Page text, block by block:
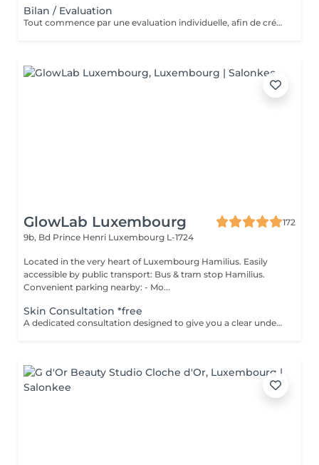
Bilan / Evaluation
Tout commence par une evaluation individuelle, afin de créer un accompagnement unique axé sur le confort, l'estimede soi et la qualité de vie.
GlowLab Luxembourg
172
9b, Bd Prince Henri Luxembourg L-1724
Located in the very heart of Luxembourg Hamilius. Easily
accessible by public transport: Bus & tram stop Hamilius.
Convenient parking nearby: - Mo...
Skin Consultation *free
A dedicated consultation designed to give you a clear understanding of your skin and how to treat it effectively. During your visit we: - assess your skin condition - identify key concerns - discuss your goals - review your current skincare routine - recommend products and treatments tailored specifically to your skin This is a space to ask questions, gain clarity, and build a plan that feels right without pressure or obligation. Clear guidance. Honest recommendations. A plan you can trust. Start your GLOW journey with us.